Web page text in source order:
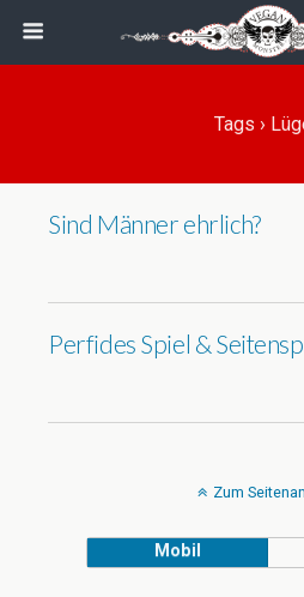
Tags ›
Sind Männer ehrlich?
Perfides Spiel &
Zum
Mobil